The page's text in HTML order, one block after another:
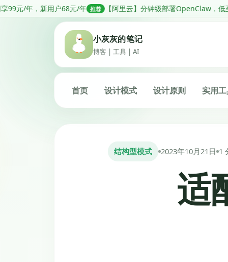
跳
转
/年 推荐 【阿里云】分钟级部署OpenClaw，低至68元1年 推荐 【阿
小灰灰的笔记
博客 | 工具 | AI
首页 设计模式 设计原则 实用
结构型模式 2023年10月21日 1
适